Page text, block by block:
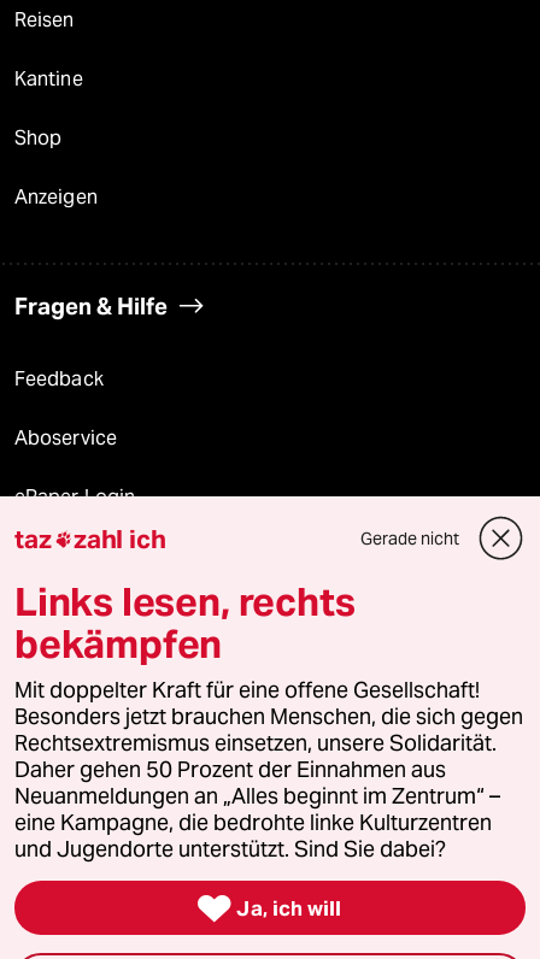
Reisen
Kantine
Shop
Anzeigen
Fragen & Hilfe
Feedback
Aboservice
ePaper Login
Downloads für Abonnierende
© 2026 taz Verlags und Vertriebs GmbH
Alle Rechte vorbehalten. Bei rechtlichen Fragen oder für Genehmigungen
wenden Sie sich bitte an
lizenzen@taz.de
Feedback Redaktionsstatut Kommune-Richtlinien
Leitlinie Informant Datenschutz Impressum AGB
Seitenwende Einwilligungen widerrufen (Ads)
taz zahl ich Gerade nicht
Links lesen, rechts
bekämpfen
Mit doppelter Kraft für eine offene Gesellschaft!
Besonders jetzt brauchen Menschen, die sich gegen
Rechtsextremismus einsetzen, unsere Solidarität.
Daher gehen 50 Prozent der Einnahmen aus
Neuanmeldungen an „Alles beginnt im Zentrum“ –
eine Kampagne, die bedrohte linke Kulturzentren
und Jugendorte unterstützt. Sind Sie dabei?
 Ja, ich will